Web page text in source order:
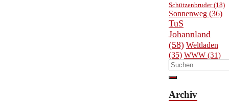
Schützenbruder(18)
Sonnenweg(36)
TuS
Johannland
(58) Weltladen
(35) WWW(31)
Archiv